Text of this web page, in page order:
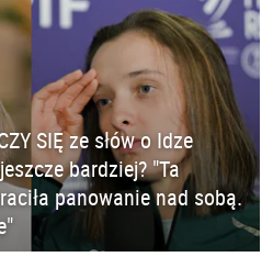
SIĘ ze słów o Idze
bardziej? "Ta
panowanie nad sobą.